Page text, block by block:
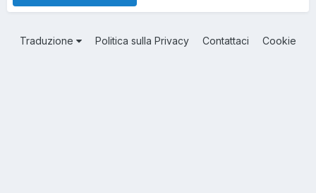
Traduzione Politica sulla Privacy Contattaci Cookie